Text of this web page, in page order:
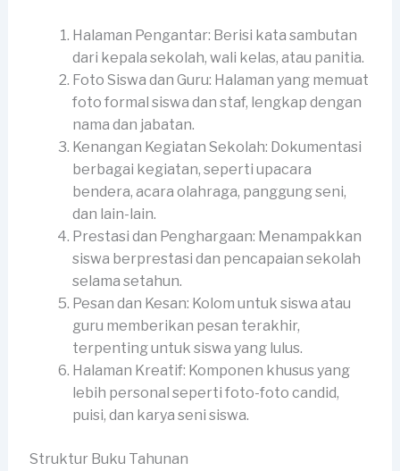
Halaman Pengantar: Berisi kata sambutan
dari kepala sekolah, wali kelas, atau panitia.
Foto Siswa dan Guru: Halaman yang memuat
foto formal siswa dan staf, lengkap dengan
nama dan jabatan.
Kenangan Kegiatan Sekolah: Dokumentasi
berbagai kegiatan, seperti upacara
bendera, acara olahraga, panggung seni,
dan lain-lain.
Prestasi dan Penghargaan: Menampakkan
siswa berprestasi dan pencapaian sekolah
selama setahun.
Pesan dan Kesan: Kolom untuk siswa atau
guru memberikan pesan terakhir,
terpenting untuk siswa yang lulus.
Halaman Kreatif: Komponen khusus yang
lebih personal seperti foto-foto candid,
puisi, dan karya seni siswa.
Struktur Buku Tahunan